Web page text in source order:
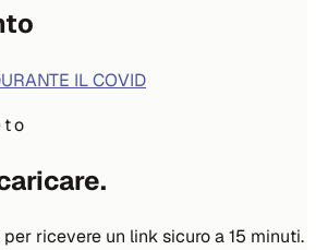
IL COVID
ricevere un link sicuro a 15 minuti.